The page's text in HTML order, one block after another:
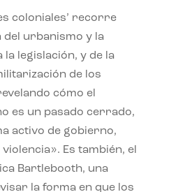
coloniales’ recorre
del urbanismo y la
legislación, y de la
de los
cómo el
es un pasado cerrado,
activo de gobierno,
Es también, el
Bartlebooth, una
la forma en que los